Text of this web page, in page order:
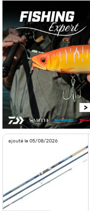
ajouté le 05/08/2026